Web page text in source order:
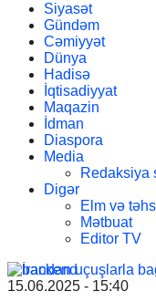
Siyasət
Gündəm
Cəmiyyət
Dünya
Hadisə
İqtisadiyyat
Maqazin
İdman
Diaspora
Media
Redaksiya
Digər
Elm və
Mətbuat
Editor TV
15.06.2025 - 15:40